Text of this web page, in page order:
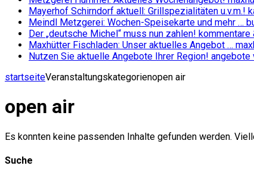
Mayerhof Schirndorf aktuell: Grillspezialitäten u.v.m.!
Meindl Metzgerei: Wochen-Speisekarte und mehr …
Der „deutsche Michel“ muss nun zahlen!
Maxhütter Fischladen: Unser aktuelles Angebot …
Nutzen Sie aktuelle Angebote Ihrer Region! angebote
startseiteVeranstaltungskategorienopen air
open air
Es konnten keine passenden Inhalte gefunden werden.
Suche